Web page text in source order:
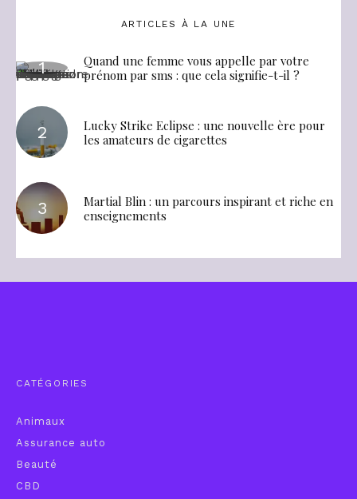
ARTICLES À LA UNE
Quand une femme vous appelle par votre
prénom par sms : que cela signifie-t-il ?
Lucky Strike Eclipse : une nouvelle ère pour
les amateurs de cigarettes
Martial Blin : un parcours inspirant et riche en
enseignements
CATÉGORIES
Animaux
Assurance auto
Beauté
CBD